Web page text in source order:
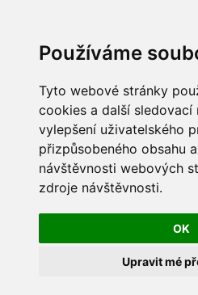
Používáme
Tyto webové stránky
cookies a další sledovací
vylepšení uživatelského
přizpůsobeného obsahu
návštěvnosti webových
zdroje návštěvnosti.
OK
Upravit mé